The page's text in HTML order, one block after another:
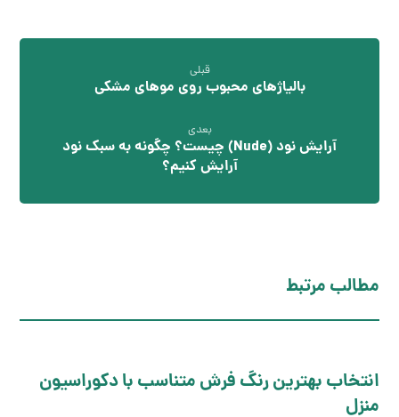
قبلی
بالیاژهای محبوب روی موهای مشکی
بعدی
آرایش نود (Nude) چیست؟ چگونه به سبک نود
آرایش کنیم؟
مطالب مرتبط
انتخاب بهترین رنگ فرش متناسب با دکوراسیون
منزل